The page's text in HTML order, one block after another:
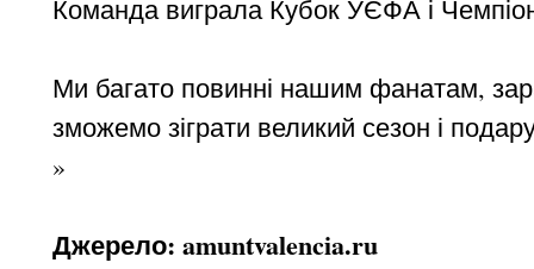
Команда виграла Кубок УЄФА і
Ми багато повинні нашим фанатам,
зможемо зіграти великий сезон і
»
Джерело: amuntvalencia.ru